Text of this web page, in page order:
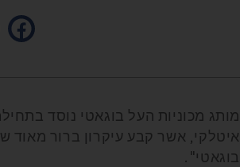
איטלקי, אשר קבע עיקרון ברור
בוגאטי".